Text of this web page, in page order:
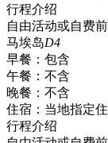
行程介绍
自由活动或自费
马埃岛D4
早餐： 包含
午餐： 不含
晚餐： 不含
住宿： 当地指定
行程介绍